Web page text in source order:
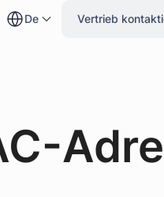
de Vertrieb